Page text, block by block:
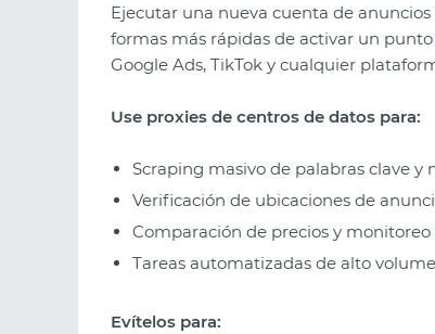
Ejecutar una nueva cuenta de
formas más rápidas de activar un
Google Ads, TikTok y cualquier
Use proxies de centros de datos para:
Scraping masivo de palabras clave y
Verificación de ubicaciones de
Comparación de precios y
Tareas automatizadas de alto
Evítelos para: